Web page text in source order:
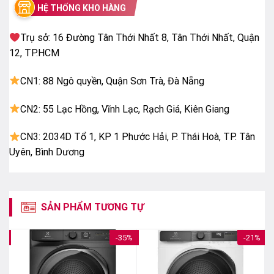
Công nghệ giặt StainMaster đánh tan vết bẩn
Máy giặt Panasonic ứng dụng công nghệ giặt
StainMaster giúp loại bỏ các vết bẩn như mồ hôi, bùn
Hệ thống ActiveFoam có khả năng đánh tan bột giặt
thành dạng bọt siêu mịn để thấm xâu vào tường sợ
vải, đánh bay mọi vết bẩn cứng đầu và ngăn chặn tình
HỆ THỐNG KHO HÀNG
Trụ sở: 16 Đường Tân Thới Nhất 8, Tân Thới Nhất, Quận
12, TP.HCM
CN1: 88 Ngô quyền, Quận Sơn Trà, Đà Nẵng
CN2: 55 Lạc Hồng, Vĩnh Lạc, Rạch Giá, Kiên Giang
CN3: 2034D Tổ 1, KP 1 Phước Hải, P. Thái Hoà, TP. Tân
Uyên, Bình Dương
SẢN PHẨM TƯƠNG TỰ
-35% -21%